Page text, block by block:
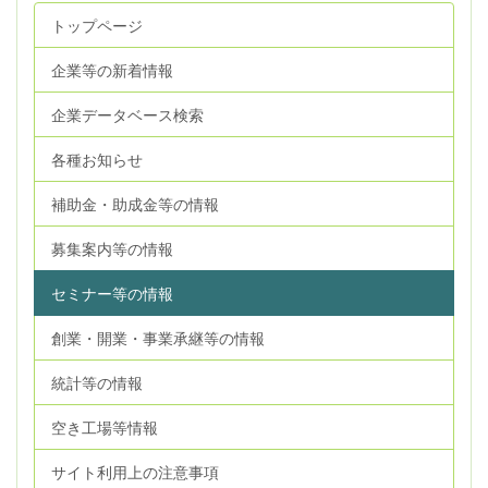
トップページ
企業等の新着情報
企業データベース検索
各種お知らせ
補助金・助成金等の情報
募集案内等の情報
セミナー等の情報
創業・開業・事業承継等の情報
統計等の情報
空き工場等情報
サイト利用上の注意事項